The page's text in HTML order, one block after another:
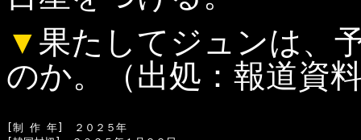
▼ 果たしてジュンは、
のか。（出処：報道資
[制 作 年]　２０２５年